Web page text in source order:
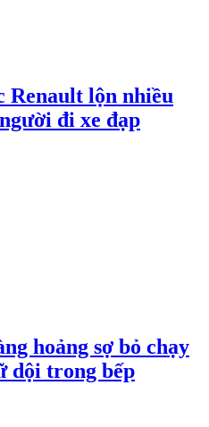
Renault lộn nhiều
đi xe đạp
hoảng sợ bỏ chạy
dội trong bếp